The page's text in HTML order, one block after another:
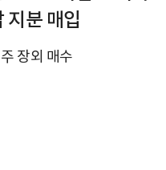
지분 매입
장외 매수